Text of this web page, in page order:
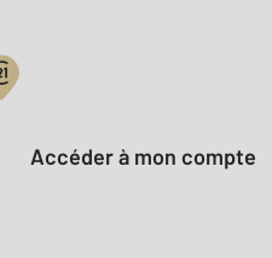
Votre compte :
Accéder à mon compte